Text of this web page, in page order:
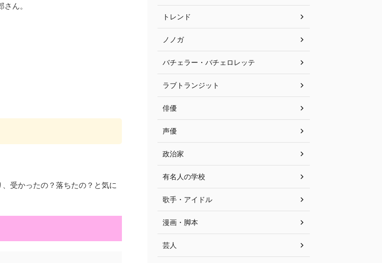
ん。
受かったの？落ちたの？と気に
トレンド
ノノガ
バチェラー・バチェロレッテ
ラブトランジット
俳優
声優
政治家
有名人の学校
歌手・アイドル
漫画・脚本
芸人